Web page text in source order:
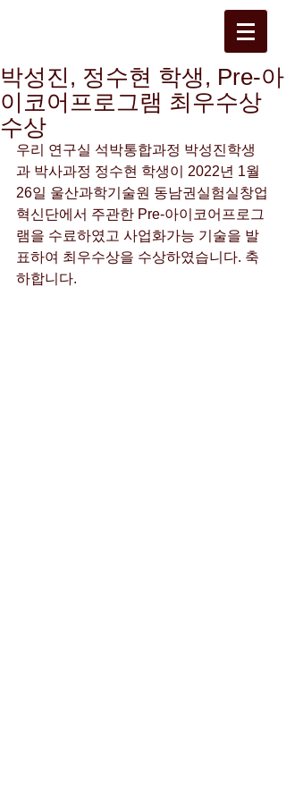
박성진, 정수현 학생, Pre-아
이코어프로그램 최우수상
수상
우리 연구실 석박통합과정 박성진학생
과 박사과정 정수현 학생이 2022년 1월
26일 울산과학기술원 동남권실험실창업
혁신단에서 주관한 Pre-아이코어프로그
램을 수료하였고 사업화가능 기술을 발
표하여 최우수상을 수상하였습니다. 축
하합니다.